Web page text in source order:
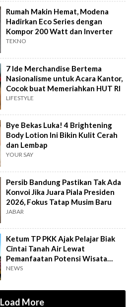
Rumah Makin Hemat, Modena
Hadirkan Eco Series dengan
Kompor 200 Watt dan Inverter
TEKNO
7 Ide Merchandise Bertema
Nasionalisme untuk Acara Kantor,
Cocok buat Memeriahkan HUT RI
LIFESTYLE
Bye Bekas Luka! 4 Brightening
Body Lotion Ini Bikin Kulit Cerah
dan Lembap
YOUR SAY
Persib Bandung Pastikan Tak Ada
Konvoi Jika Juara Piala Presiden
2026, Fokus Tatap Musim Baru
JABAR
Ketum TP PKK Ajak Pelajar Biak
Cintai Tanah Air Lewat
Pemanfaatan Potensi Wisata
Bahari
NEWS
Load More